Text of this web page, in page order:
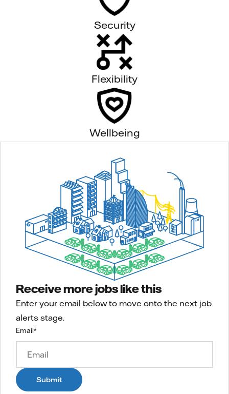
Security
Flexibility
Wellbeing
Receive more jobs like this
Enter your email below to move onto the next job
alerts stage.
Email*
Submit